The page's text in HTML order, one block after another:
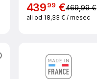
43999 €469,99 €
ali od 18,33 € / mesec